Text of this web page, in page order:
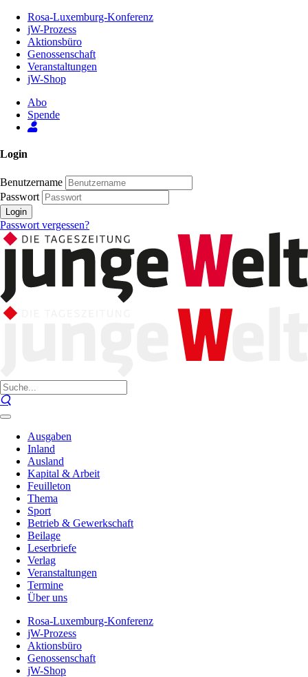
Inhalt
Seite
Rosa-Luxemburg-Konferenz
jW-Prozess
Aktionsbüro
Genossenschaft
Veranstaltungen
jW-Shop
Abo
Spende
Login
Benutzername
Passwort
Login
Passwort vergessen?
Ausgaben
Inland
Ausland
Kapital & Arbeit
Feuilleton
Thema
Sport
Betrieb & Gewerkschaft
Beilage
Leserbriefe
Verlag
Veranstaltungen
Termine
Über uns
Rosa-Luxemburg-Konferenz
jW-Prozess
Aktionsbüro
Genossenschaft
jW-Shop